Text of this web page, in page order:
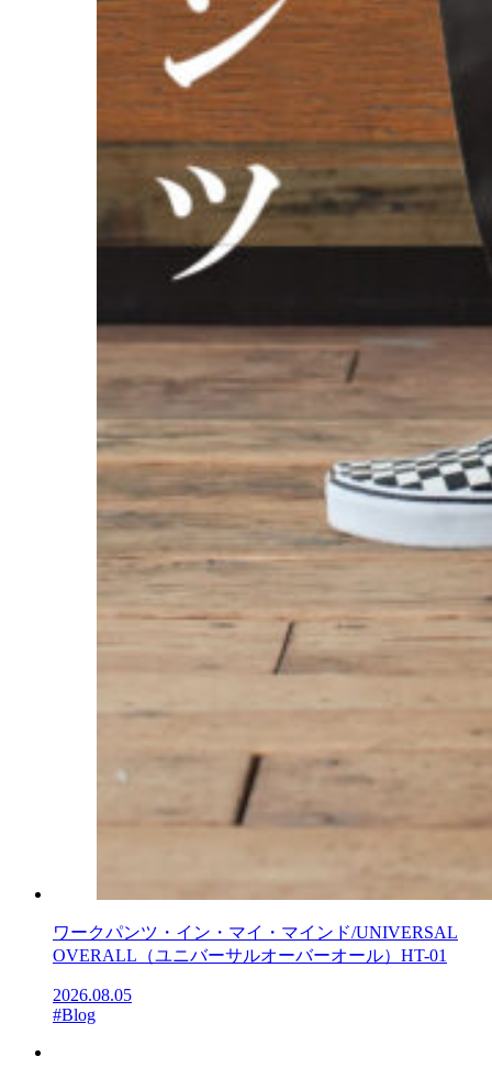
ワークパンツ・イン・マイ・マインド/UNIVERSAL
OVERALL（ユニバーサルオーバーオール）HT-01
2026.08.05
#Blog